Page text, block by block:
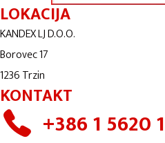
LOKACIJA
KANDEX LJ D.O.O.
Borovec 17
1236 Trzin
KONTAKT
+386 1 5620